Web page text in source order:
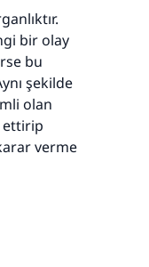
bir olay
bu
şekilde
olan
ettirip
verme